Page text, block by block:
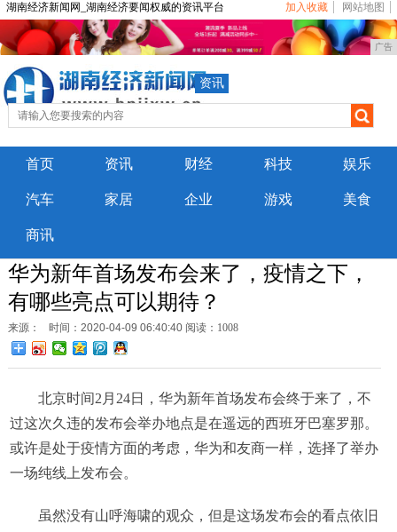
湖南经济新闻网_湖南经济要闻权威的资讯平台 加入收藏 网站地图
广告
资讯
首页 资讯 财经 科技 娱乐
汽车 家居 企业 游戏 美食
商讯
华为新年首场发布会来了，疫情之下，
有哪些亮点可以期待？
来源： 时间：2020-04-09 06:40:40 阅读：1008
北京时间2月24日，华为新年首场发布会终于来了，不
过这次久违的发布会举办地点是在遥远的西班牙巴塞罗那。
或许是处于疫情方面的考虑，华为和友商一样，选择了举办
一场纯线上发布会。
虽然没有山呼海啸的观众，但是这场发布会的看点依旧